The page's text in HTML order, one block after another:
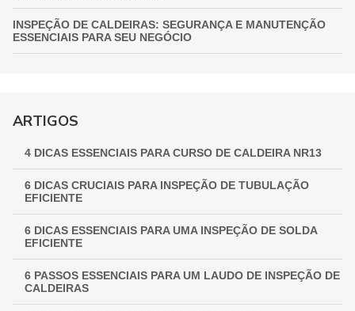
INSPEÇÃO DE CALDEIRAS: SEGURANÇA E MANUTENÇÃO
ESSENCIAIS PARA SEU NEGÓCIO
GUIA COMPLETO DE INSPEÇÃO DE VASOS DE PRESSÃO:
GARANTINDO SEGURANÇA E CONFORMIDADE
INSPEÇÃO NR 13: GARANTINDO SEGURANÇA E
CONFORMIDADE EM EQUIPAMENTOS INDUSTRIAIS
ARTIGOS
4 DICAS ESSENCIAIS PARA CURSO DE CALDEIRA NR13
6 DICAS CRUCIAIS PARA INSPEÇÃO DE TUBULAÇÃO
EFICIENTE
6 DICAS ESSENCIAIS PARA UMA INSPEÇÃO DE SOLDA
EFICIENTE
6 PASSOS ESSENCIAIS PARA UM LAUDO DE INSPEÇÃO DE
CALDEIRAS